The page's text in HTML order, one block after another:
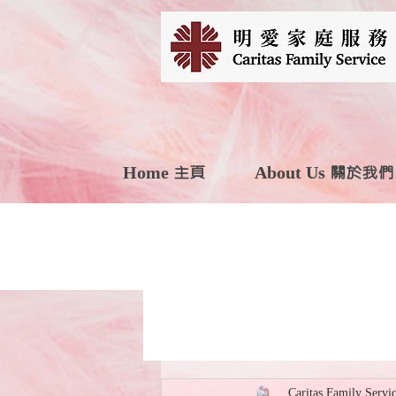
Home 主頁 About Us 關於我們
Caritas Family